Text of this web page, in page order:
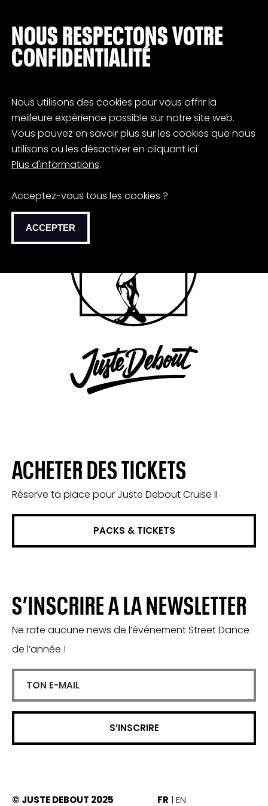
ACHETER DES TICKETS
Réserve ta place pour Juste Debout Cruise II
PACKS & TICKETS
S’INSCRIRE A LA NEWSLETTER
Ne rate aucune news de l’événement Street Dance
de l’année !
© JUSTE DEBOUT 2025 FR EN
NOUS RESPECTONS VOTRE
CONFIDENTIALITÉ
Nous utilisons des cookies pour vous offrir la
meilleure expérience possible sur notre site web.
Vous pouvez en savoir plus sur les cookies que nous
utilisons ou les désactiver en cliquant ici
Plus d'informations.
Acceptez-vous tous les cookies ?
ACCEPTER